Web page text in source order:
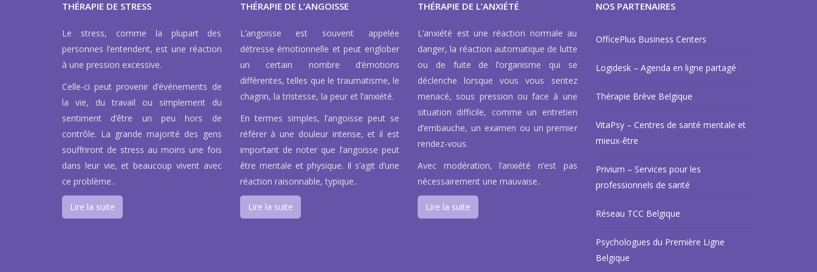
THÉRAPIE DE STRESS
Le stress, comme la plupart des
personnes l’entendent, est une réaction
à une pression excessive.
Celle-ci peut provenir d’événements de
la vie, du travail ou simplement du
sentiment d’être un peu hors de
contrôle. La grande majorité des gens
souffriront de stress au moins une fois
dans leur vie, et beaucoup vivent avec
ce problème..
Lire la suite
THÉRAPIE DE L’ANGOISSE
L’angoisse est souvent appelée
détresse émotionnelle et peut englober
un certain nombre d’émotions
différentes, telles que le traumatisme, le
chagrin, la tristesse, la peur et l’anxiété.
En termes simples, l’angoisse peut se
référer à une douleur intense, et il est
important de noter que l’angoisse peut
être mentale et physique. Il s’agit d’une
réaction raisonnable, typique..
Lire la suite
THÉRAPIE DE L’ANXIÉTÉ
L’anxiété est une réaction normale au
danger, la réaction automatique de lutte
ou de fuite de l’organisme qui se
déclenche lorsque vous vous sentez
menacé, sous pression ou face à une
situation difficile, comme un entretien
d’embauche, un examen ou un premier
rendez-vous.
Avec modération, l’anxiété n’est pas
nécessairement une mauvaise..
Lire la suite
NOS PARTENAIRES
OfficePlus Business Centers
Logidesk – Agenda en ligne partagé
Thérapie Brève Belgique
VitaPsy – Centres de santé mentale et
mieux-être
Privium – Services pour les
professionnels de santé
Réseau TCC Belgique
Psychologues du Première Ligne
Belgique